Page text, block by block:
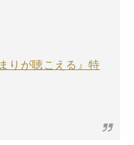
りが聴こえる』特